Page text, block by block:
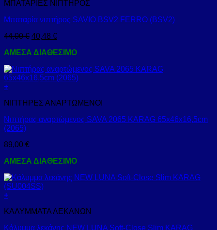
ΜΠΑΤΑΡΙΕΣ ΝΙΠΤΗΡΟΣ
Μπαταρία νιπτήρος SAVIO BSV2 FERRO (BSV2)
44,00€ 40,48 €
ΑΜΕΣΑ ΔΙΑΘΕΣΙΜΟ
+
ΝΙΠΤΗΡΕΣ ΑΝΑΡΤΩΜΕΝΟΙ
Νιπτήρας αναρτώμενος SAVA 2065 KARAG 65x46x16,5cm
(2065)
89,00 €
ΑΜΕΣΑ ΔΙΑΘΕΣΙΜΟ
+
ΚΑΛΥΜΜΑΤΑ ΛΕΚΑΝΩΝ
Κάλυμμα λεκάνης NEW LUNA Soft-Close Slim KARAG